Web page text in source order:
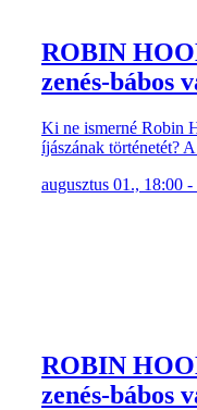
ROBIN
zenés-bábos
Ki ne ismerné Robin
íjászának történetét?
augusztus 01., 18:00
ROBIN
zenés-bábos